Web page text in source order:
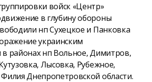
войск «Центр»
в глубину обороны
нп Сухецкое и Панковка
украинским
в районах нп Вольное, Димитров,
Лысовка, Рубежное,
Днепропетровской области.